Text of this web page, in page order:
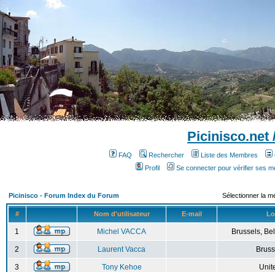
Picinisco.net
FAQ Rechercher Liste des Membres
Profil
Se connecter pour vérifier ses
Picinisco - Forum Index du Forum Sélectionner la
# Nom d'utilisateur E-mail
1 Michel VACCA Brussels,
2 Laurent Vacca
3 Tony Kehoe